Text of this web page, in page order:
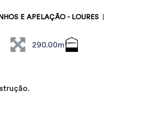
E APELAÇÃO - LOURES
290.00m²